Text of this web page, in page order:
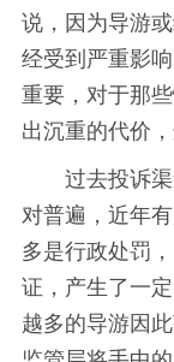
说，因为导游
经受到严重影
重要，对于那
出沉重的代价
过去投诉渠
对普遍，近年
多是行政处罚
证，产生了一
越多的导游因